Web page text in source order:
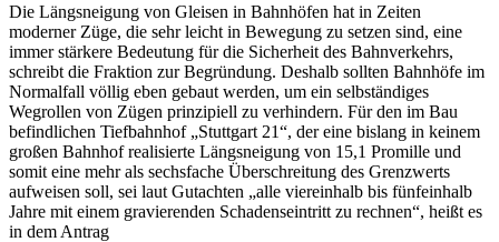
Die Längsneigung von Gleisen in Bahnhöfen hat in Zeiten
moderner Züge, die sehr leicht in Bewegung zu setzen sind, eine
immer stärkere Bedeutung für die Sicherheit des Bahnverkehrs,
schreibt die Fraktion zur Begründung. Deshalb sollten Bahnhöfe im
Normalfall völlig eben gebaut werden, um ein selbständiges
Wegrollen von Zügen prinzipiell zu verhindern. Für den im Bau
befindlichen Tiefbahnhof „Stuttgart 21“, der eine bislang in keinem
großen Bahnhof realisierte Längsneigung von 15,1 Promille und
somit eine mehr als sechsfache Überschreitung des Grenzwerts
aufweisen soll, sei laut Gutachten „alle viereinhalb bis fünfeinhalb
Jahre mit einem gravierenden Schadenseintritt zu rechnen“, heißt es
in dem Antrag